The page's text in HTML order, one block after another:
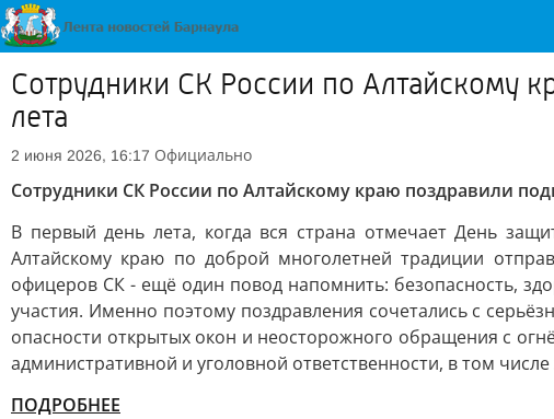
Сотрудники СК России по Алтайскому
лета
2 июня 2026, 16:17 Официально
Сотрудники СК России по Алтайскому краю поздравили
В первый день лета, когда вся страна отмечает День
Алтайскому краю по доброй многолетней традиции
офицеров СК - ещё один повод напомнить: безопасность,
участия. Именно поэтому поздравления сочетались с
опасности открытых окон и неосторожного обращения с
административной и уголовной ответственности, в том
ПОДРОБНЕЕ